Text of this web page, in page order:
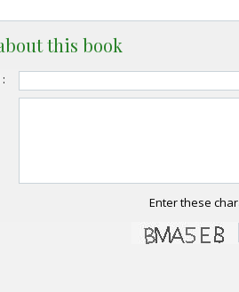
this book
Enter these